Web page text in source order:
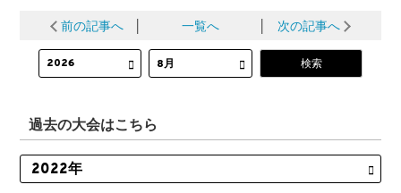
前の記事へ 一覧へ 次の記事へ
過去の大会はこちら